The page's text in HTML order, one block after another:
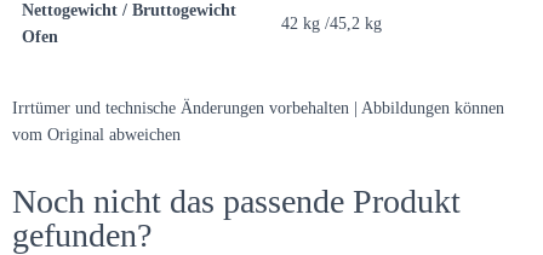
Nettogewicht / Bruttogewicht
Ofen
42 kg /45,2 kg
Irrtümer und technische Änderungen vorbehalten | Abbildungen können
vom Original abweichen
Noch nicht das passende Produkt
gefunden?